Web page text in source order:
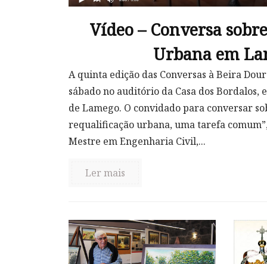
Vídeo – Conversa
Urbana em
A quinta edição das Conversas à Beira
sábado no auditório da Casa dos Bordalos,
de Lamego. O convidado para conversar
requalificação urbana, uma tarefa
Mestre em Engenharia Civil,...
Ler mais